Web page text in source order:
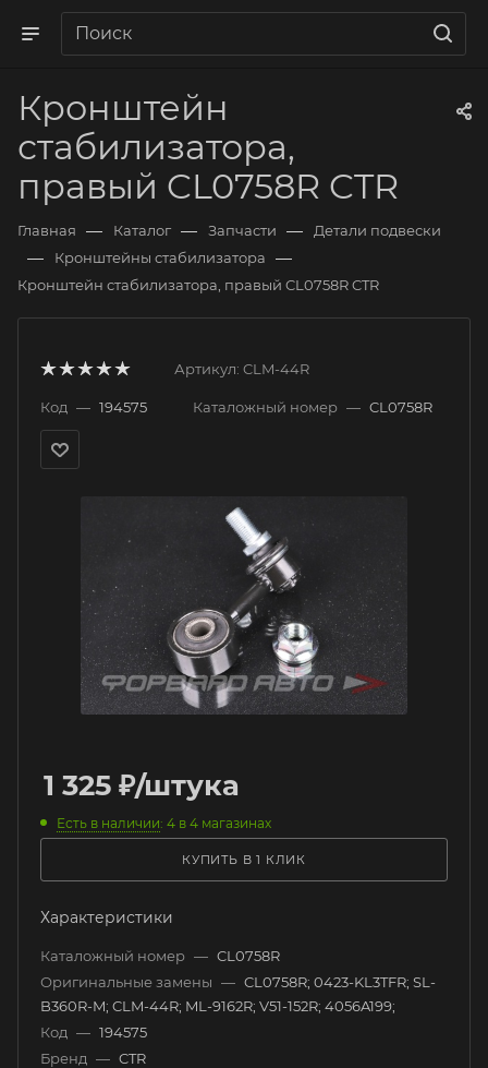
Кронштейн
стабилизатора,
правый CL0758R CTR
Главная — Каталог — Запчасти — Детали подвески
— Кронштейны стабилизатора —
Кронштейн стабилизатора, правый CL0758R CTR
Артикул: CLM-44R
Код — 194575 Каталожный номер — CL0758R
1 325 ₽/штука
Есть в наличии: 4 в 4 магазинах
КУПИТЬ В 1 КЛИК
Характеристики
Каталожный номер — CL0758R
Оригинальные замены — CL0758R; 0423-KL3TFR; SL-
B360R-M; CLM-44R; ML-9162R; V51-152R; 4056A199;
Код — 194575
Бренд — CTR